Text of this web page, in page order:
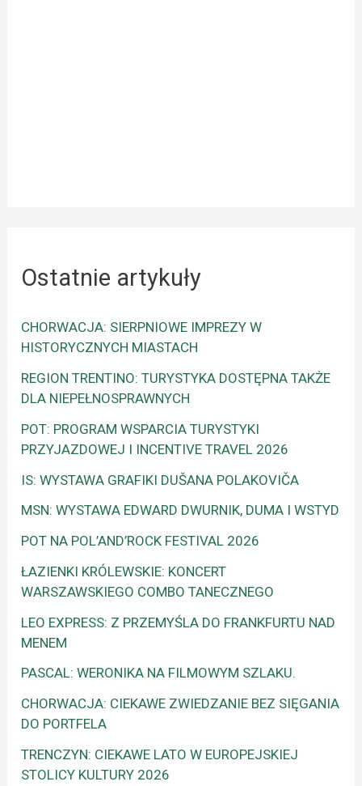
Ostatnie artykuły
CHORWACJA: SIERPNIOWE IMPREZY W
HISTORYCZNYCH MIASTACH
REGION TRENTINO: TURYSTYKA DOSTĘPNA TAKŻE
DLA NIEPEŁNOSPRAWNYCH
POT: PROGRAM WSPARCIA TURYSTYKI
PRZYJAZDOWEJ I INCENTIVE TRAVEL 2026
IS: WYSTAWA GRAFIKI DUŠANA POLAKOVIČA
MSN: WYSTAWA EDWARD DWURNIK, DUMA I WSTYD
POT NA POL’AND’ROCK FESTIVAL 2026
ŁAZIENKI KRÓLEWSKIE: KONCERT
WARSZAWSKIEGO COMBO TANECZNEGO
LEO EXPRESS: Z PRZEMYŚLA DO FRANKFURTU NAD
MENEM
PASCAL: WERONIKA NA FILMOWYM SZLAKU.
CHORWACJA: CIEKAWE ZWIEDZANIE BEZ SIĘGANIA
DO PORTFELA
TRENCZYN: CIEKAWE LATO W EUROPEJSKIEJ
STOLICY KULTURY 2026